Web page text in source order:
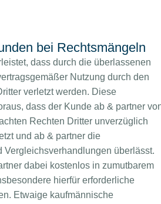
bei Rechtsmängeln
dass durch die überlassenen
Nutzung durch den
verletzt werden. Diese
dass der Kunde ab & partner
Rechten Dritter unverzüglich
und ab & partner die
Vergleichsverhandlungen überlässt.
dabei kostenlos in zumutbarem
hierfür erforderliche
Etwaige kaufmännische